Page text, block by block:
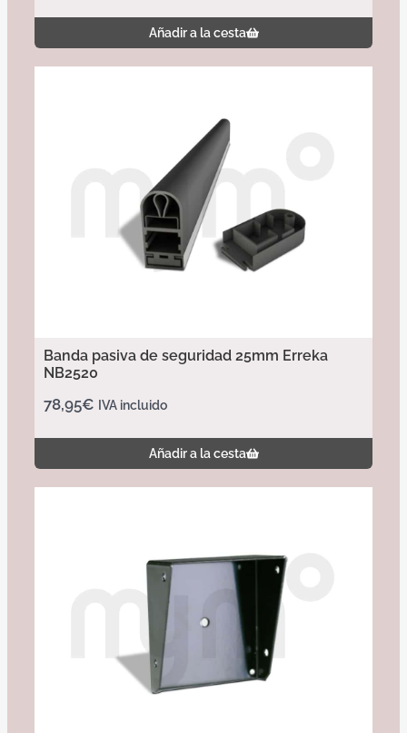
Añadir a la cesta
Banda pasiva de seguridad 25mm Erreka
NB2520
78,95€ IVA incluido
Añadir a la cesta